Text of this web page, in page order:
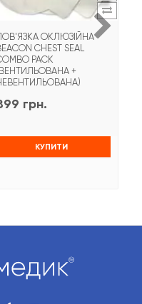
ОКЛЮЗІЙНА
CHEST SEAL
PACK
+
грн.
КУПИТИ